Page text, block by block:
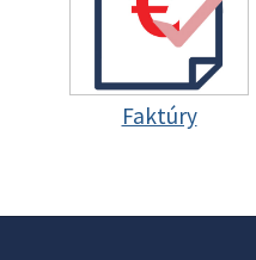
Faktúry